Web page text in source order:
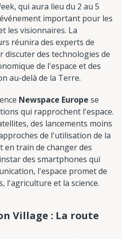
qui aura lieu du 2 au 5
important pour les
les visionnaires. La
réunira des experts de
des technologies de
de l'espace et des
au-delà de la Terre.
Newspace Europe se
qui rapprochent l'espace.
des lancements moins
de l'utilisation de la
train de changer des
des smartphones qui
l'espace promet de
l'agriculture et la science.
Village : La route